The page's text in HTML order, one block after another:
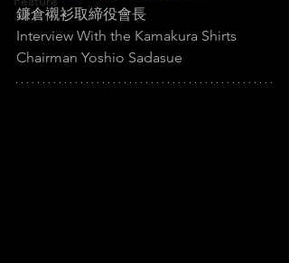
鐮倉襯衫取締役會長
Interview With the Kamakura Shirts
Chairman Yoshio Sadasue